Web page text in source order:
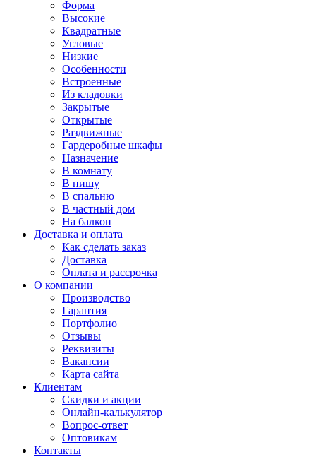
Форма
Высокие
Квадратные
Угловые
Низкие
Особенности
Встроенные
Из кладовки
Закрытые
Открытые
Раздвижные
Гардеробные шкафы
Назначение
В комнату
В нишу
В спальню
В частный дом
На балкон
Доставка и оплата
Как сделать заказ
Доставка
Оплата и рассрочка
О компании
Производство
Гарантия
Портфолио
Отзывы
Реквизиты
Вакансии
Карта сайта
Клиентам
Скидки и акции
Онлайн-калькулятор
Вопрос-ответ
Оптовикам
Контакты